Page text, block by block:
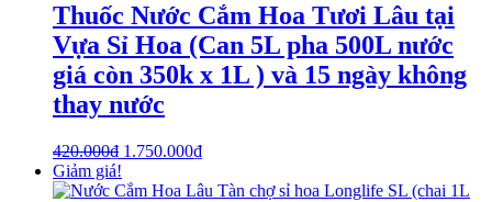
Thuốc Nước Cắm Hoa Tươi Lâu tại
Vựa Sỉ Hoa (Can 5L pha 500L nước
giá còn 350k x 1L ) và 15 ngày không
thay nước
420.000₫ 1.750.000₫
Giảm giá!